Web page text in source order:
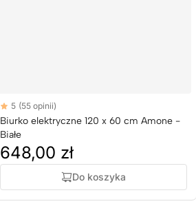
Reviews
5 out of 5 stars
5 (55 opinii)
Biurko elektryczne 120 x 60 cm Amone -
Białe
648,00 zł
Do koszyka